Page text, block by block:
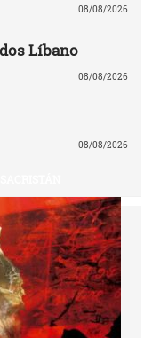
08/08/2026
Líbano
08/08/2026
08/08/2026